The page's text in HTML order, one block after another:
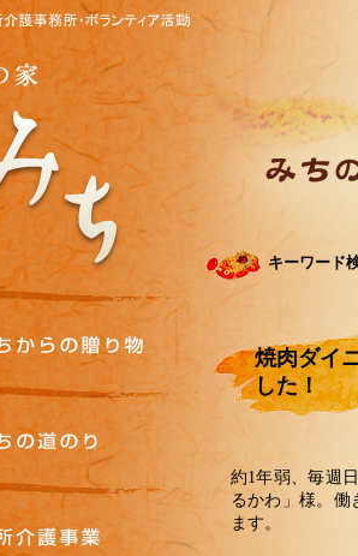
キーワード
焼肉ダイ
した！
約1年弱、毎週
るかわ」様。
ます。